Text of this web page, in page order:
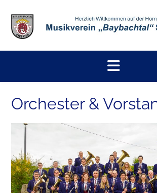
content
Orchester &